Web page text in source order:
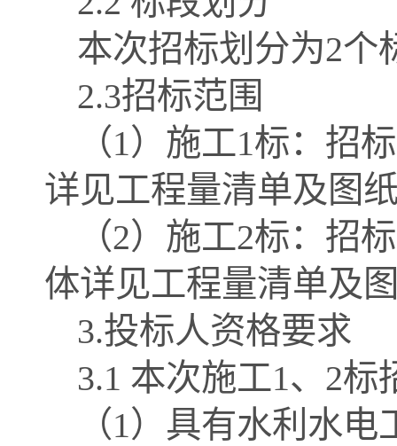
本次招标划分为2个
2.3招标范围
（1）施工1标：招
详见工程量清单及图
（2）施工2标：招
体详见工程量清单及
3.投标人资格要求
3.1 本次施工1、2标
（1）具有水利水电